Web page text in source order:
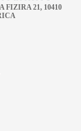
FIZIRA 21, 10410